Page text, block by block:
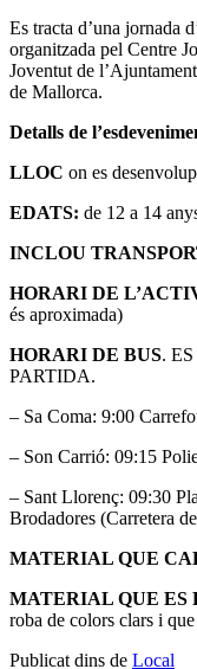
Es tracta d’una jornada
organitzada pel Centre
Joventut de
de Mallorca.
Detalls de
LLOC on es
EDATS: de 12 a 14
INCLOU
HORARI DE
és aproximada)
HORARI DE BUS.
PARTIDA.
– Sa Coma: 9:00
– Son Carrió: 09:15
– Sant Llorenç: 09:30
Brodadores (Carretera
MATERIAL QUE
MATERIAL QUE ES
roba de colors clars i
Publicat dins de Local